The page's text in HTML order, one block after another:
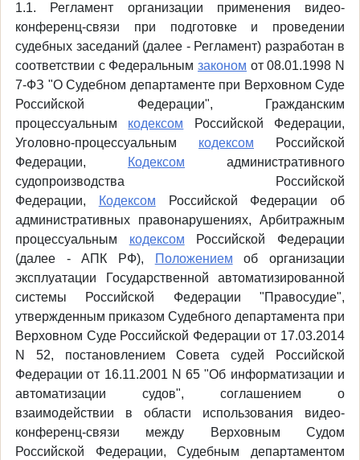
1.1. Регламент организации применения видео-
конференц-связи при подготовке и проведении
судебных заседаний (далее - Регламент) разработан в
соответствии с Федеральным законом от 08.01.1998 N
7-ФЗ "О Судебном департаменте при Верховном Суде
Российской Федерации", Гражданским
процессуальным кодексом Российской Федерации,
Уголовно-процессуальным кодексом Российской
Федерации,
Кодексом административного
судопроизводства Российской
Федерации,
Кодексом Российской Федерации об
административных правонарушениях, Арбитражным
процессуальным кодексом Российской Федерации
(далее - АПК РФ),
Положением об организации
эксплуатации Государственной автоматизированной
системы Российской Федерации "Правосудие",
утвержденным приказом Судебного департамента при
Верховном Суде Российской Федерации от 17.03.2014
N 52, постановлением Совета судей Российской
Федерации от 16.11.2001 N 65 "Об информатизации и
автоматизации судов", соглашением о
взаимодействии в области использования видео-
конференц-связи между Верховным Судом
Российской Федерации, Судебным департаментом